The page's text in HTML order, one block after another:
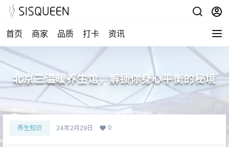
首页 商家 品质 打卡 资讯
北京三温暖养生馆，解锁你身心平衡的秘境
养生知识 24年2月29日 0